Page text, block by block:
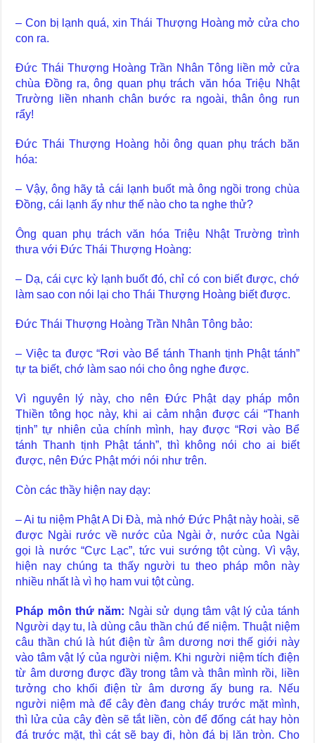
– Con bị lạnh quá, xin Thái Thượng Hoàng mở cửa cho
con ra.
Đức Thái Thượng Hoàng Trần Nhân Tông liền mở cửa
chùa Đồng ra, ông quan phụ trách văn hóa Triệu Nhật
Trường liền nhanh chân bước ra ngoài, thân ông run
rẩy!
Đức Thái Thượng Hoàng hỏi ông quan phụ trách băn
hóa:
– Vậy, ông hãy tả cái lạnh buốt mà ông ngồi trong chùa
Đồng, cái lạnh ấy như thế nào cho ta nghe thử?
Ông quan phụ trách văn hóa Triệu Nhật Trường trình
thưa với Đức Thái Thượng Hoàng:
– Dạ, cái cực kỳ lạnh buốt đó, chỉ có con biết được, chớ
làm sao con nói lại cho Thái Thượng Hoàng biết được.
Đức Thái Thượng Hoàng Trần Nhân Tông bảo:
– Việc ta được “Rơi vào Bể tánh Thanh tịnh Phật tánh”
tự ta biết, chớ làm sao nói cho ông nghe được.
Vì nguyên lý này, cho nên Đức Phật dạy pháp môn
Thiền tông học này, khi ai cảm nhận được cái “Thanh
tịnh” tự nhiên của chính mình, hay được “Rơi vào Bể
tánh Thanh tịnh Phật tánh”, thì không nói cho ai biết
được, nên Đức Phật mới nói như trên.
Còn các thầy hiện nay dạy:
– Ai tu niệm Phật A Di Đà, mà nhớ Đức Phật này hoài, sẽ
được Ngài rước về nước của Ngài ở, nước của Ngài
gọi là nước “Cực Lạc”, tức vui sướng tột cùng. Vì vậy,
hiện nay chúng ta thấy người tu theo pháp môn này
nhiều nhất là vì họ ham vui tột cùng.
Pháp môn thứ năm: Ngài sử dụng tâm vật lý của tánh
Người dạy tu, là dùng câu thần chú để niệm. Thuật niệm
câu thần chú là hút điện từ âm dương nơi thế giới này
vào tâm vật lý của người niệm. Khi người niệm tích điện
từ âm dương được đầy trong tâm và thân mình rồi, liền
tưởng cho khối điện từ âm dương ấy bung ra. Nếu
người niệm mà để cây đèn đang cháy trước mặt mình,
thì lửa của cây đèn sẽ tắt liền, còn để đống cát hay hòn
đá trước mặt, thì cát sẽ bay đi, hòn đá bị lăn tròn. Cho